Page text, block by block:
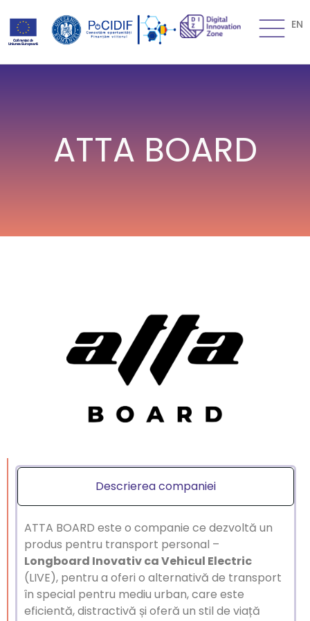
EN
ATTA BOARD
Descrierea companiei
ATTA BOARD este o companie ce dezvoltă un
produs pentru transport personal –
Longboard Inovativ ca Vehicul Electric
(LIVE), pentru a oferi o alternativă de transport
în special pentru mediu urban, care este
eficientă, distractivă și oferă un stil de viață